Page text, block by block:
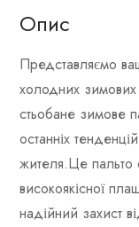
Опис
Представляємо
холодних зимових
стьобане зимове
останніх
жителя.Це пальто
високоякісної
надійний захист